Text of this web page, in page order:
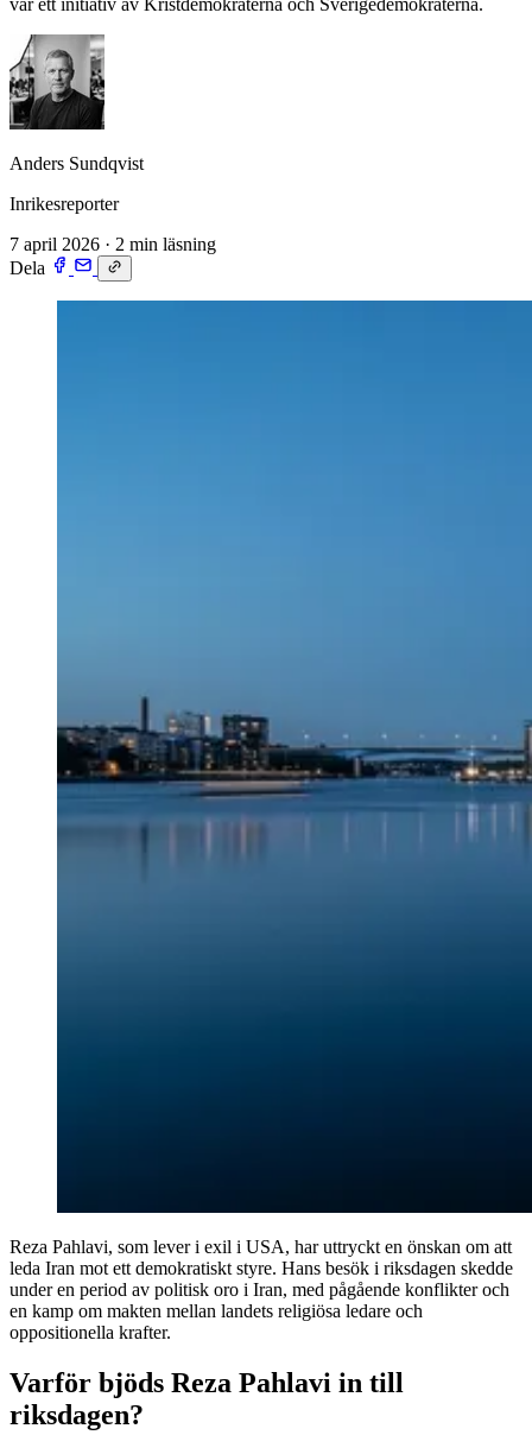
var ett initiativ av Kristdemokraterna och Sverigedemokraterna.
Anders Sundqvist
Inrikesreporter
7 april 2026 · 2 min läsning
Dela
Reza Pahlavi, som lever i exil i USA, har uttryckt en önskan om att
leda Iran mot ett demokratiskt styre. Hans besök i riksdagen skedde
under en period av politisk oro i Iran, med pågående konflikter och
en kamp om makten mellan landets religiösa ledare och
oppositionella krafter.
Varför bjöds Reza Pahlavi in till
riksdagen?